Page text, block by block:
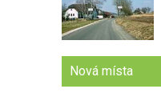
Nová místa